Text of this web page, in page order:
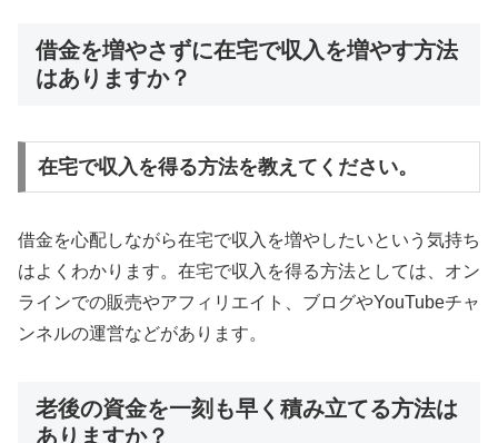
借金を増やさずに在宅で収入を増やす方法
はありますか？
在宅で収入を得る方法を教えてください。
借金を心配しながら在宅で収入を増やしたいという気持ち
はよくわかります。在宅で収入を得る方法としては、オン
ラインでの販売やアフィリエイト、ブログやYouTubeチャ
ンネルの運営などがあります。
老後の資金を一刻も早く積み立てる方法は
ありますか？